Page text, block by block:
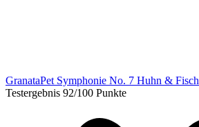
GranataPet Symphonie No. 7 Huhn & Fisch
Testergebnis 92/100 Punkte